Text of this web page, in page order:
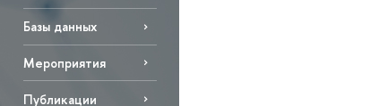
Базы данных
Mероприятия
Публикации